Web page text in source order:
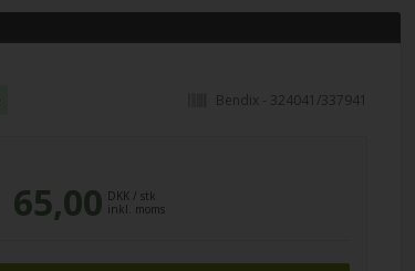
Bendix - 324041/337941
65,00 DKK/ stk
inkl. moms